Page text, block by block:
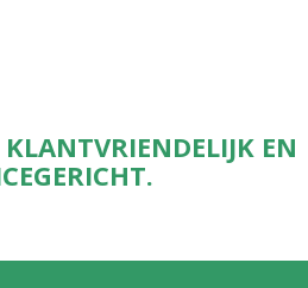
KLANTVRIENDELIJK EN